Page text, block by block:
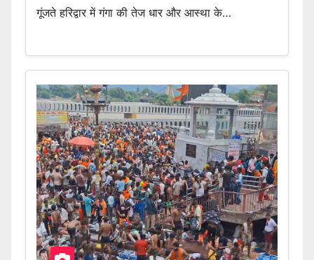
गूंजते हरिद्वार में गंगा की तेज धार और आस्था के…